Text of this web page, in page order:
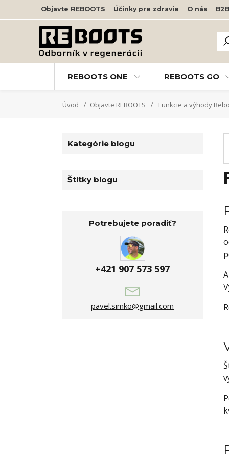
Objavte REBOOTS Účinky pre zdravie O nás B2B
REBOOTS ONE REBOOTS GO
Úvod Objavte REBOOTS Funkcie a výhody
Kategórie blogu
Štítky blogu
Potrebujete poradiť?
+421 907 573 597
pavel.simko@gmail.com